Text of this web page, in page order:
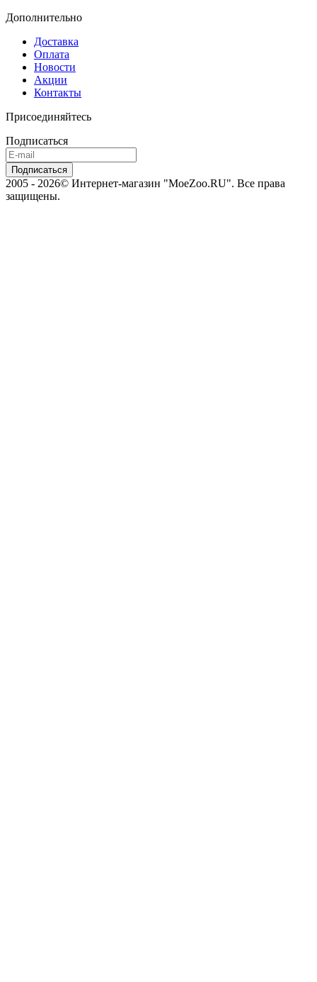
Дополнительно
Доставка
Оплата
Новости
Акции
Контакты
Присоединяйтесь
Подписаться
2005 - 2026© Интернет-магазин "MoeZoo.RU". Все права
защищены.